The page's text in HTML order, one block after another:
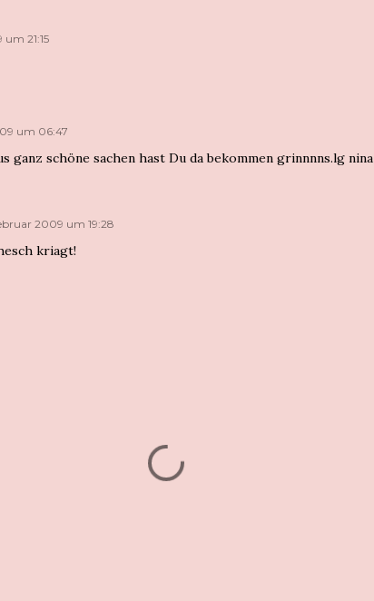
21:15
um 06:47
ganz schöne sachen hast Du da bekommen grinnnns.lg nina
2009 um 19:28
kriagt!